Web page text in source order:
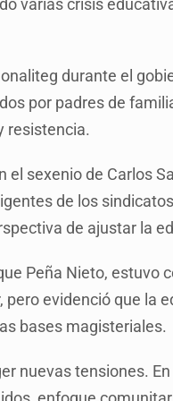
varias crisis
durante el
por padres de
resistencia.
sexenio de Carlos
de los
de ajustar la
Peña Nieto, estuvo
evidenció que la
bases magisteriales.
nuevas tensiones.